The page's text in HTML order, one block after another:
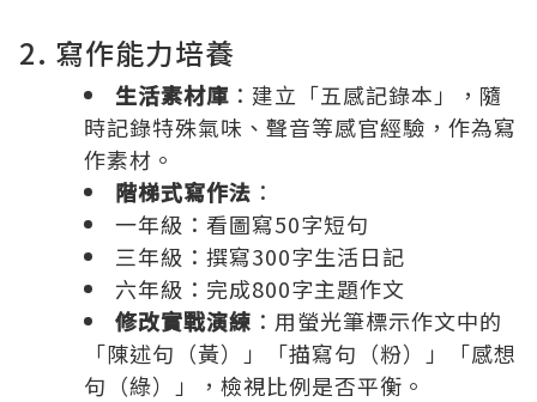
2. 寫作能力培養
生活素材庫 ：建立「五感記錄本」，隨
時記錄特殊氣味、聲音等感官經驗，作為寫
作素材。
階梯式寫作法 ：
一年級：看圖寫50字短句
三年級：撰寫300字生活日記
六年級：完成800字主題作文
修改實戰演練 ：用螢光筆標示作文中的
「陳述句（黃）」「描寫句（粉）」「感想
句（綠）」，檢視比例是否平衡。